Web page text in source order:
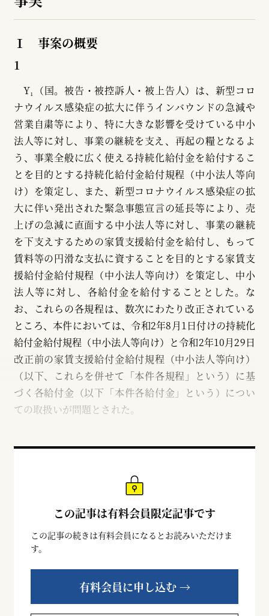
Ⅰ 事案の概要
1
Y₁（国。被告・被控訴人・被上告人）は、新型コロ
ナウイルス感染症の拡大に伴うインバウンドの急減や
営業自粛等により、特に大きな影響を受けている中小
法人等に対し、事業の継続を支え、再起の糧となるよ
う、事業全般に広く使える持続化給付金を給付するこ
とを目的とする持続化給付金給付規程（中小法人等向
け）を策定し、また、新型コロナウイルス感染症の拡
大に伴い発出された緊急事態宣言の延長等により、売
上げの急減に直面する中小法人等に対し、事業の継続
を下支えするための家賃支援給付金を給付し、もって
賃料等の円滑な支払に資することを目的とする家賃支
援給付金給付規程（中小法人等向け）を策定し、中小
法人等に対し、各給付金を給付することとした。な
お、これらの各規程は、数次にわたり改正されている
ところ、本件においては、令和2年8月1日付けの持続化
給付金給付規程（中小法人等向け）と令和2年10月29日
改正前の家賃支援給付金給付規程（中小法人等向け）
（以下、これらを併せて「本件各規程」という）に基
づく各給付金（以下「本件各給付金」という）につい
ての取扱いが問題とされた。
この記事は有料会員限定記事です
この記事の続きは有料会員になるとお読みいただけま
す。
有料会員に申し込む →